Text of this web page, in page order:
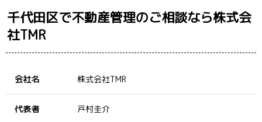
千代田区で不動産管理のご相談なら株式会
社TMR
会社名 株式会社TMR
代表者 戸村圭介